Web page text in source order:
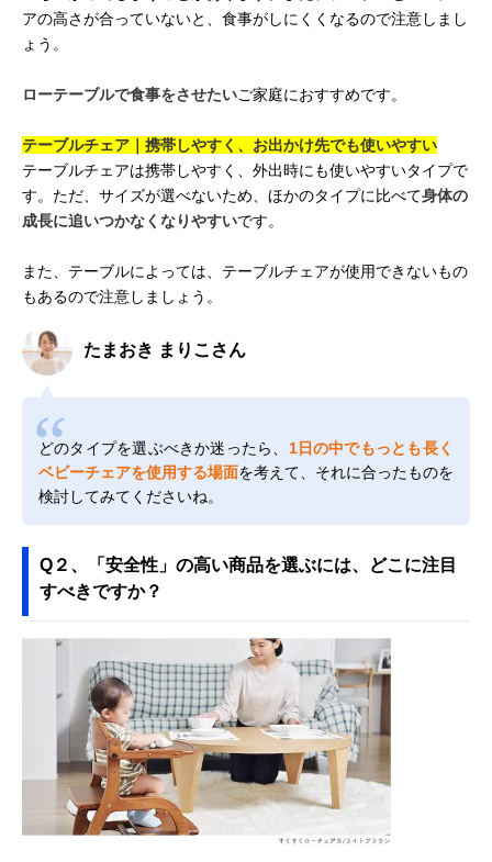
アの高さが合っていないと、食事がしにくくなるので注意しまし
ょう。
ローテーブルで食事をさせたいご家庭におすすめです。
テーブルチェア｜携帯しやすく、お出かけ先でも使いやすい
テーブルチェアは携帯しやすく、外出時にも使いやすいタイプで
す。ただ、サイズが選べないため、ほかのタイプに比べて身体の
成長に追いつかなくなりやすいです。
また、テーブルによっては、テーブルチェアが使用できないもの
もあるので注意しましょう。
たまおき まりこさん
どのタイプを選ぶべきか迷ったら、 1日の中でもっとも長く
ベビーチェアを使用する場面を考えて、それに合ったものを
検討してみてくださいね。
Q２、「安全性」の高い商品を選ぶには、どこに注目
すべきですか？